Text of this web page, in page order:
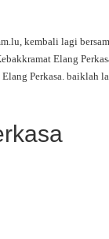
kembali lagi
Elang
Perkasa. baiklah